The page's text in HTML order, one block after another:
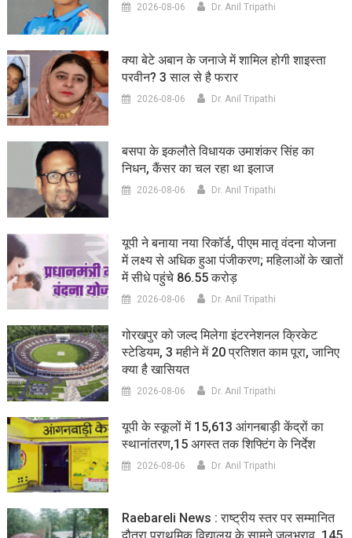
2026-08-06 Dr. Anil Tripathi
क्या बेटे अबान के जनाजे में शामिल होगी शाइस्ता
परवीन? 3 साल से है फरार
2026-08-06 Dr. Anil Tripathi
बसपा के इकलौते विधायक उमाशंकर सिंह का
निधन, कैंसर का चल रहा था इलाज
2026-08-06 Dr. Anil Tripathi
यूपी ने बनाया नया रिकॉर्ड, पीएम मातृ वंदना योजना
में लक्ष्य से अधिक हुआ पंजीकरण; महिलाओं के खातों
में सीधे पहुंचे 86.55 करोड़
2026-08-06 Dr. Anil Tripathi
गोरखपुर को जल्द मिलेगा इंटरनेशनल क्रिकेट
स्टेडियम, 3 महीने में 20 प्रतिशत काम पूरा, जानिए
क्या है खासियत
2026-08-06 Dr. Anil Tripathi
यूपी के स्कूलों में 15,613 आंगनबाड़ी केंद्रों का
स्थानांतरण,15 अगस्त तक शिफ्टिंग के निर्देश
2026-08-06 Dr. Anil Tripathi
Raebareli News : राष्ट्रीय स्तर पर सम्मानित